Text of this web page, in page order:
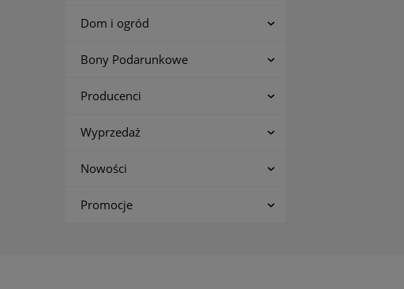
Dom i ogród
Bony Podarunkowe
Producenci
Wyprzedaż
Nowości
Promocje